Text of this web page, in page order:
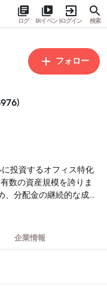
ログ IRイベントログイン 検索
フォロー
投資するオフィス特化
数の資産規模を誇りま
分配金の継続的な成長
企業情報